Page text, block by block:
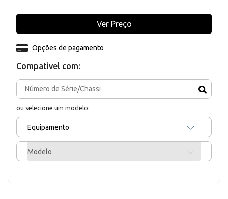
Compativel com:
ou selecione um modelo:
Equipamento
Modelo
Opções de pagamento
Ver Preço